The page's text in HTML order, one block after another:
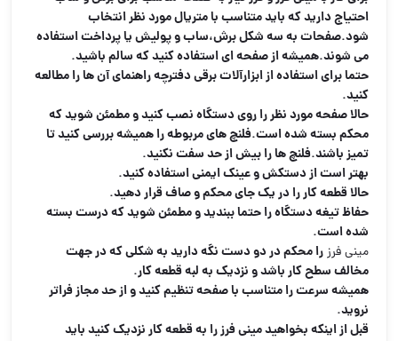
احتیاج دارید که باید متناسب با متریال مورد نظر انتخاب
شود.صفحات به سه شکل برش،ساب و پولیش یا پرداخت استفاده
می شوند.همیشه از صفحه ای استفاده کنید که سالم باشید.
حتما برای استفاده از ابزارآلات برقی دفترچه راهنمای آن ها را مطالعه
کنید.
حالا صفحه مورد نظر را روی دستگاه نصب کنید و مطمئن شوید که
محکم بسته شده است.فلنچ های مربوطه را همیشه بررسی کنید تا
تمیز باشند.فلنچ ها را بیش از حد سفت نکنید.
بهتر است از دستکش و عینک ایمنی استفاده کنید.
حالا قطعه کار را در یک جای محکم و صاف قرار دهید.
حفاظ تیغه دستگاه را حتما ببندید و مطمئن شوید که درست بسته
شده است.
مینی فرزرا محکم در دو دست نگه دارید به شکلی که در جهت
مخالف سطح کار باشد و نزدیک به لبه قطعه کار.
همیشه سرعت را متناسب با صفحه تنظیم کنید و از حد مجاز فراتر
نروید.
قبل از اینکه بخواهید مینی فرز را به قطعه کار نزدیک کنید باید